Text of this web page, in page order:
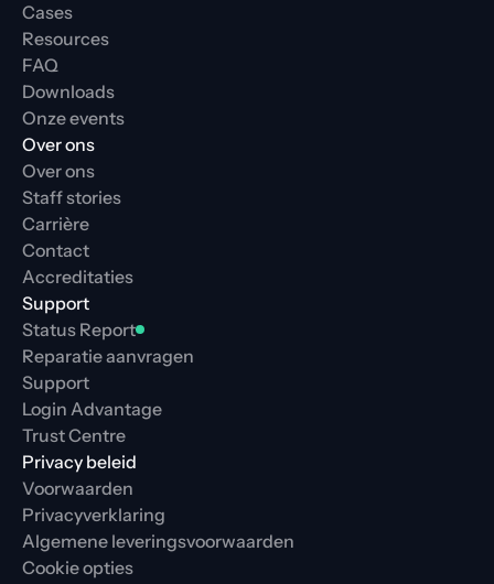
Cases
Resources
FAQ
Downloads
Onze events
Over ons
Over ons
Staff stories
Carrière
Contact
Accreditaties
Support
Status Report
Reparatie aanvragen
Support
Login Advantage
Trust Centre
Privacy beleid
Voorwaarden
Privacyverklaring
Algemene leveringsvoorwaarden
Cookie opties